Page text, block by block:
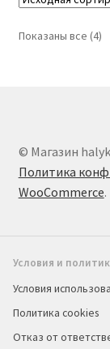
Показаны все (4)
© Магазин
Политика
WooCommerce.
Условия и
Условия
Политика cookies
Отказ от